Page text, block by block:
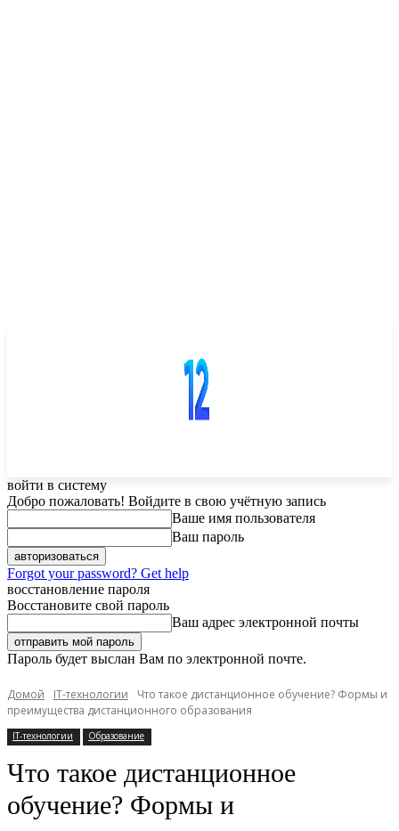
войти в систему
Добро пожаловать! Войдите в свою учётную запись
Ваше имя пользователя
Ваш пароль
Forgot your password? Get help
восстановление пароля
Восстановите свой пароль
Ваш адрес электронной почты
Пароль будет выслан Вам по электронной почте.
Домой IT-технологии
Что такое дистанционное обучение? Формы и
преимущества дистанционного образования
IT-технологии Образование
Что такое дистанционное
обучение? Формы и